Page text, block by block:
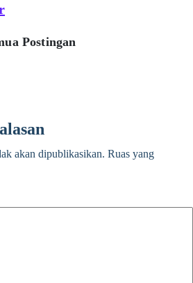
Postingan
akan dipublikasikan. Ruas yang